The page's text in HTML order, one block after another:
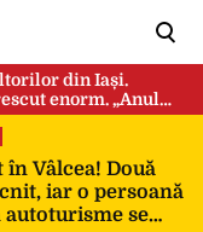
din Iași.
enorm. „Anul
foarte mari”
Vâlcea! Două
iar o persoană
se